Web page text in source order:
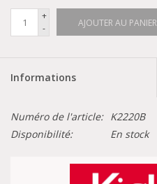
+
-
AJOUTER AU PANIER
Informations
Numéro de l'article: K2220B
Disponibilité:
En stock